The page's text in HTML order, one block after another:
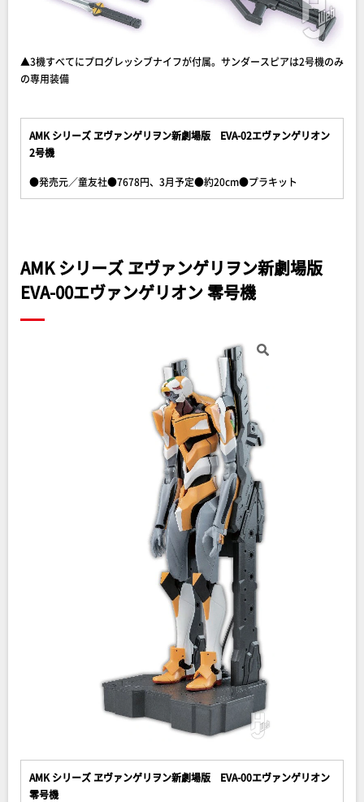
▲3機すべてにプログレッシブナイフが付属。サンダースピアは2号機のみ
の専用装備
AMK シリーズ ヱヴァンゲリヲン新劇場版 EVA-02エヴァンゲリオン
2号機
●発売元／童友社●7678円、3月予定●約20cm●プラキット
AMK シリーズ ヱヴァンゲリヲン新劇場版
EVA-00エヴァンゲリオン 零号機
AMK シリーズ ヱヴァンゲリヲン新劇場版 EVA-00エヴァンゲリオン
零号機